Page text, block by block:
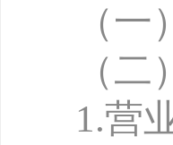
（一
（二
1.营